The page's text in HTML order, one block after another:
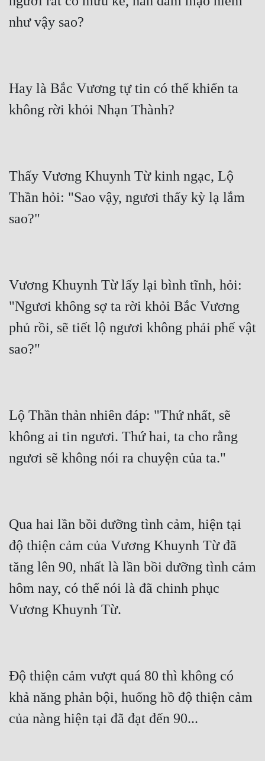
Hay là Bắc Vương tự tin có thể khiến ta
Thấy Vương Khuynh Từ kinh ngạc, Lộ
Thần hỏi: "Sao vậy, ngươi thấy kỳ lạ lắm
Vương Khuynh Từ lấy lại bình tĩnh, hỏi:
"Ngươi không sợ ta rời khỏi Bắc Vương
phủ rồi, sẽ tiết lộ ngươi không phải phế vật
Lộ Thần thản nhiên đáp: "Thứ nhất, sẽ
không ai tin ngươi. Thứ hai, ta cho rằng
Qua hai lần bồi dưỡng tình cảm, hiện tại
độ thiện cảm của Vương Khuynh Từ đã
tăng lên 90, nhất là lần bồi dưỡng tình cảm
hôm nay, có thể nói là đã chinh phục
Độ thiện cảm vượt quá 80 thì không có
khả năng phản bội, huống hồ độ thiện cảm